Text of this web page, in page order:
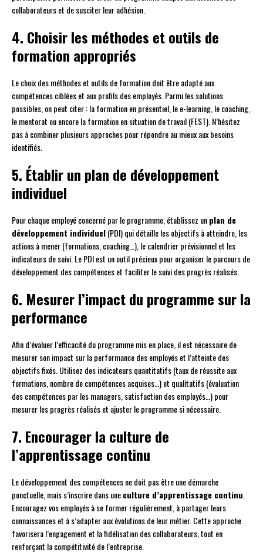
collaborateurs et de susciter leur adhésion.
4. Choisir les méthodes et outils de
formation appropriés
Le choix des méthodes et outils de formation doit être adapté aux
compétences ciblées et aux profils des employés. Parmi les solutions
possibles, on peut citer : la formation en présentiel, le e-learning, le coaching,
le mentorat ou encore la formation en situation de travail (FEST). N’hésitez
pas à combiner plusieurs approches pour répondre au mieux aux besoins
identifiés.
5. Établir un plan de développement
individuel
Pour chaque employé concerné par le programme, établissez unplan de
développement individuel(PDI) qui détaille les objectifs à atteindre, les
actions à mener (formations, coaching…), le calendrier prévisionnel et les
indicateurs de suivi. Le PDI est un outil précieux pour organiser le parcours de
développement des compétences et faciliter le suivi des progrès réalisés.
6. Mesurer l’impact du programme sur la
performance
Afin d’évaluer l’efficacité du programme mis en place, il est nécessaire de
mesurer son impact sur la performance des employés et l’atteinte des
objectifs fixés. Utilisez des indicateurs quantitatifs (taux de réussite aux
formations, nombre de compétences acquises…) et qualitatifs (évaluation
des compétences par les managers, satisfaction des employés…) pour
mesurer les progrès réalisés et ajuster le programme si nécessaire.
7. Encourager la culture de
l’apprentissage continu
Le développement des compétences ne doit pas être une démarche
ponctuelle, mais s’inscrire dans uneculture d’apprentissage continu
Encouragez vos employés à se former régulièrement, à partager leurs
connaissances et à s’adapter aux évolutions de leur métier. Cette approche
favorisera l’engagement et la fidélisation des collaborateurs, tout en
renforçant la compétitivité de l’entreprise.